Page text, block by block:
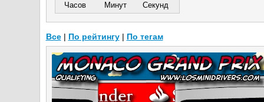
Часов Минут Секунд
Все| По рейтингу| По тегам